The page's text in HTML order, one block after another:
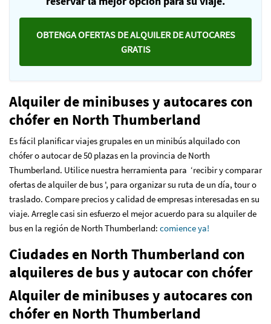
OBTENGA OFERTAS DE ALQUILER DE AUTOCARES
GRATIS
Alquiler de minibuses y autocares con
chófer en North Thumberland
Es fácil planificar viajes grupales en un minibús alquilado con
chófer o autocar de 50 plazas en la provincia de North
Thumberland. Utilice nuestra herramienta para ‘recibir y comparar
ofertas de alquiler de bus ', para organizar su ruta de un día, tour o
traslado. Compare precios y calidad de empresas interesadas en su
viaje. Arregle casi sin esfuerzo el mejor acuerdo para su alquiler de
bus en la región de North Thumberland: comience ya!
Ciudades en North Thumberland con
alquileres de bus y autocar con chófer
Alquiler de minibuses y autocares con
chófer en North Thumberland